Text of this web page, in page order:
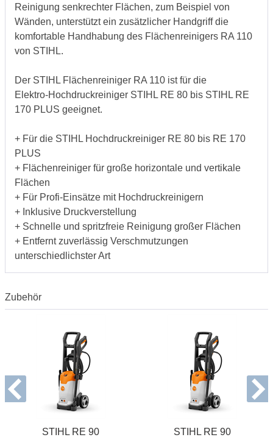
Reinigung senkrechter Flächen, zum Beispiel von
Wänden, unterstützt ein zusätzlicher Handgriff die
komfortable Handhabung des Flächenreinigers RA 110
von STIHL.
Der STIHL Flächenreiniger RA 110 ist für die
Elektro‑Hochdruckreiniger STIHL RE 80 bis STIHL RE
170 PLUS geeignet.
+ Für die STIHL Hochdruckreiniger RE 80 bis RE 170
PLUS
+ Flächenreiniger für große horizontale und vertikale
Flächen
+ Für Profi-Einsätze mit Hochdruckreinigern
+ Inklusive Druckverstellung
+ Schnelle und spritzfreie Reinigung großer Flächen
+ Entfernt zuverlässig Verschmutzungen
unterschiedlichster Art
Zubehör
STIHL RE 90
STIHL RE 90